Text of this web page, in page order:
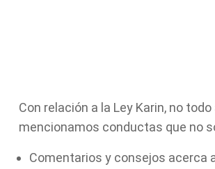
Con relación a la Ley Karin, no
mencionamos conductas que no
Comentarios y consejos acerca